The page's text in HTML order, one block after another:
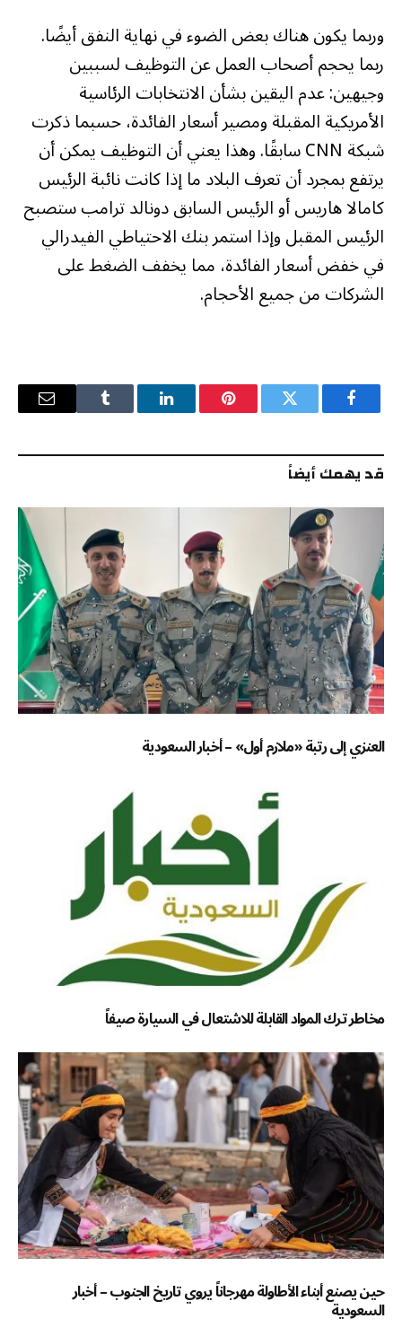
وربما يكون هناك بعض الضوء في نهاية النفق أيضًا.
ربما يحجم أصحاب العمل عن التوظيف لسببين
وجيهين: عدم اليقين بشأن الانتخابات الرئاسية
الأمريكية المقبلة ومصير أسعار الفائدة، حسبما ذكرت
شبكة CNN سابقًا. وهذا يعني أن التوظيف يمكن أن
يرتفع بمجرد أن تعرف البلاد ما إذا كانت نائبة الرئيس
كامالا هاريس أو الرئيس السابق دونالد ترامب ستصبح
الرئيس المقبل وإذا استمر بنك الاحتياطي الفيدرالي
في خفض أسعار الفائدة، مما يخفف الضغط على
الشركات من جميع الأحجام.
فيسبوك تويتر بينتيريستلينكدإن Tumblr
البريد
قد يهمك أيضاً
العنزي إلى رتبة «ملازم أول» – أخبار السعودية
مخاطر ترك المواد القابلة للاشتعال في السيارة صيفاً
حين يصنع أبناء الأطاولة مهرجاناً يروي تاريخ الجنوب – أخبار
السعودية